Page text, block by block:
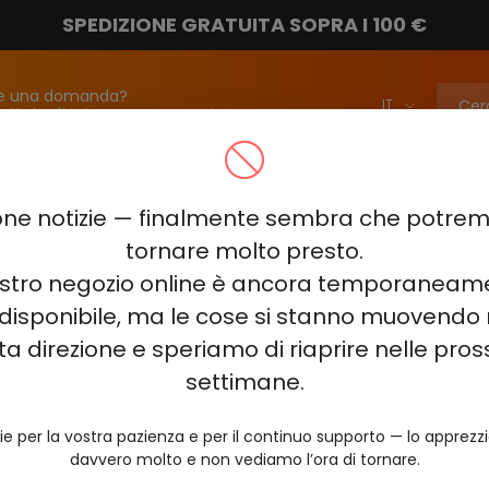
notizie — finalmente sembra che
tornare molto presto.
negozio online è ancora
ma le cose si stanno muovendo
direzione e speriamo di riaprire nelle
settimane.
per la vostra pazienza e per il continuo supporto — lo
davvero molto e non vediamo l’ora di tornare.
SPEDIZIONE GRATUITA SOPRA I 100 €
una domanda?
info@vapebarmarket.com
ELF BAR FS18000
ELF BAR COMBO PRO 30000 ELF BAR RAYA D3 25000 ELF
KING 40000 ELF BAR NIC KING 30000 ELF BAR NICOTINE
VOZOL RAVE 40000 VOZOL STAR 40000 VOZOL NEON
HITME HM20000